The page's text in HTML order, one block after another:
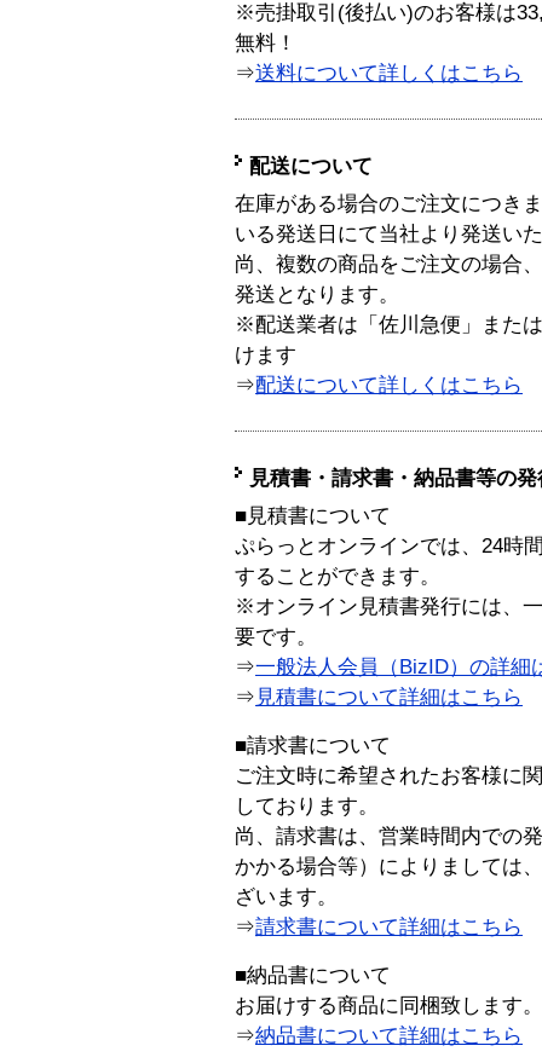
※売掛取引(後払い)のお客様は
無料！
⇒送料について詳しくはこちら
配送について
在庫がある場合のご注文につき
いる発送日にて当社より発送い
尚、複数の商品をご注文の場合
発送となります。
※配送業者は「佐川急便」また
けます
⇒配送について詳しくはこちら
見積書・請求書・納品書等の
■見積書について
ぷらっとオンラインでは、24時
することができます。
※オンライン見積書発行には、
要です。
⇒一般法人会員（BizID）の詳細
⇒ 見積書について詳細はこちら
■請求書について
ご注文時に希望されたお客様に
しております。
尚、請求書は、営業時間内での
かかる場合等）によりましては
ざいます。
⇒請求書について詳細はこちら
■納品書について
お届けする商品に同梱致します。
⇒納品書について詳細はこちら